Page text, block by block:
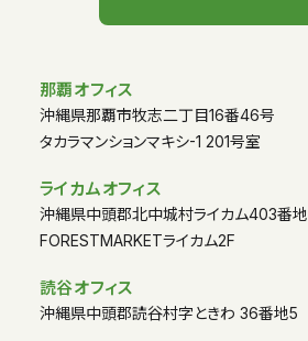
那覇オフィス
沖縄県那覇市牧志二丁目16番46号
タカラマンションマキシ-1 201号室
ライカムオフィス
沖縄県中頭郡北中城村ライカム403番地
FORESTMARKETライカム2F
読谷オフィス
沖縄県中頭郡読谷村字ときわ 36番地5